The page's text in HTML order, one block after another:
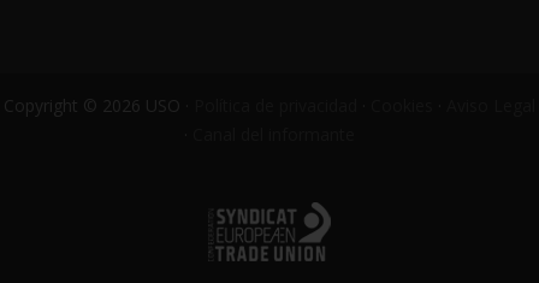
Copyright © 2026 USO ·